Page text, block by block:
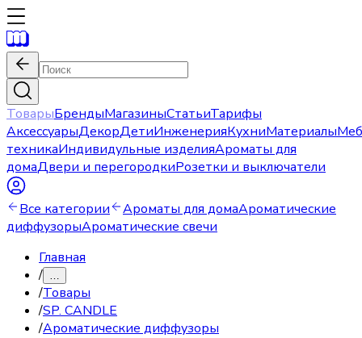
ТоварыБрендыМагазиныСтатьиТарифы
АксессуарыДекорДетиИнженерияКухниМатериалы
техникаИндивидульные изделияАроматы для
домаДвери и перегородкиРозетки и выключатели
Все категории Ароматы для домаАроматические
диффузорыАроматические свечи
Главная
/ …
/Товары
/SP. CANDLE
/Ароматические диффузоры